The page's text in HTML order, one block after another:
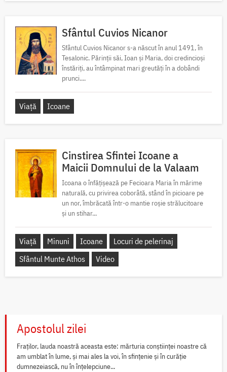
Sfântul Cuvios Nicanor
Sfântul Cuvios Nicanor s-a născut în anul 1491, în
Tesalonic. Părinții săi, Ioan și Maria, doi credincioși
înstăriți, au întâmpinat mari greutăți în a dobândi
prunci....
Viață Icoane
Cinstirea Sfintei Icoane a
Maicii Domnului de la Valaam
Icoana o înfățișează pe Fecioara Maria în mărime
naturală, cu privirea coborâtă, stând în picioare pe
un nor, îmbrăcată într-o mantie roșie strălucitoare
și un stihar...
Viață Minuni Icoane
Locuri de pelerinaj
Sfântul Munte Athos
Video
Apostolul zilei
Fraților, lauda noastră aceasta este: mărturia conștiinței noastre că
am umblat în lume, și mai ales la voi, în sfințenie și în curăție
dumnezeiască, nu în înțelepciune...